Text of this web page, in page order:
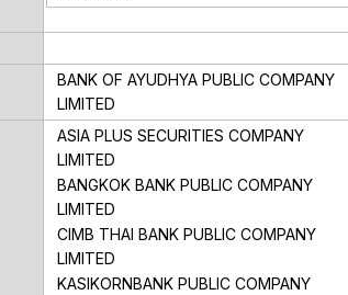
BANK OF AYUDHYA PUBLIC COMPANY
LIMITED
ASIA PLUS SECURITIES COMPANY
LIMITED
BANGKOK BANK PUBLIC COMPANY
LIMITED
CIMB THAI BANK PUBLIC COMPANY
LIMITED
KASIKORNBANK PUBLIC COMPANY